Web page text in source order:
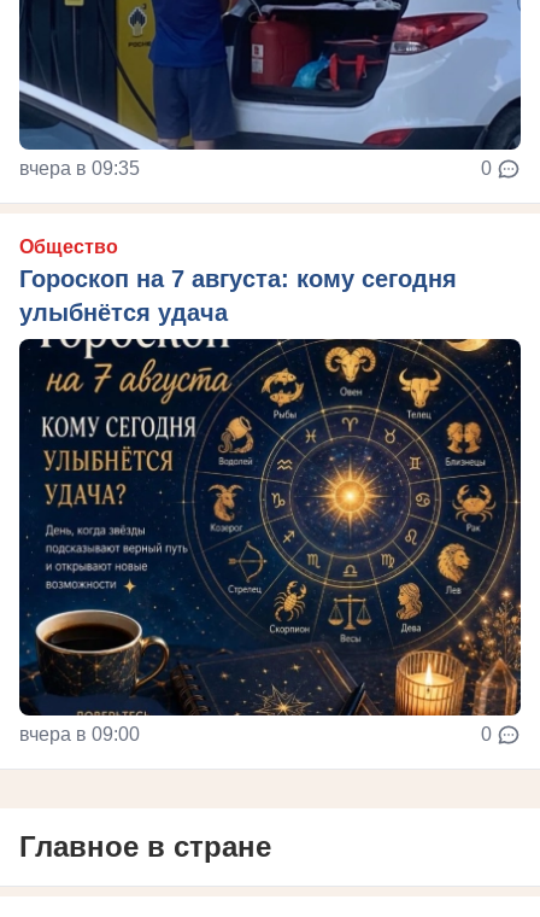
вчера в 09:35 0
Общество
Гороскоп на 7 августа: кому сегодня
улыбнётся удача
вчера в 09:00 0
Главное в стране